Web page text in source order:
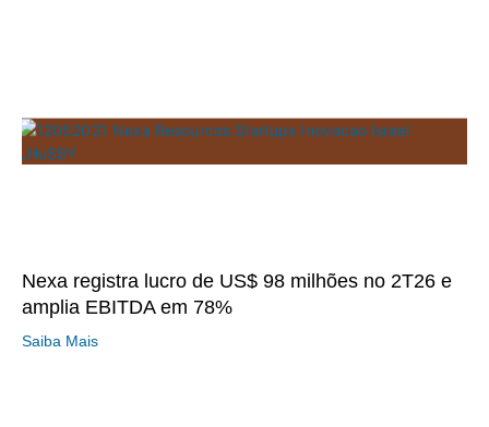
Nexa registra lucro de US$ 98 milhões no 2T26 e
amplia EBITDA em 78%
Saiba Mais